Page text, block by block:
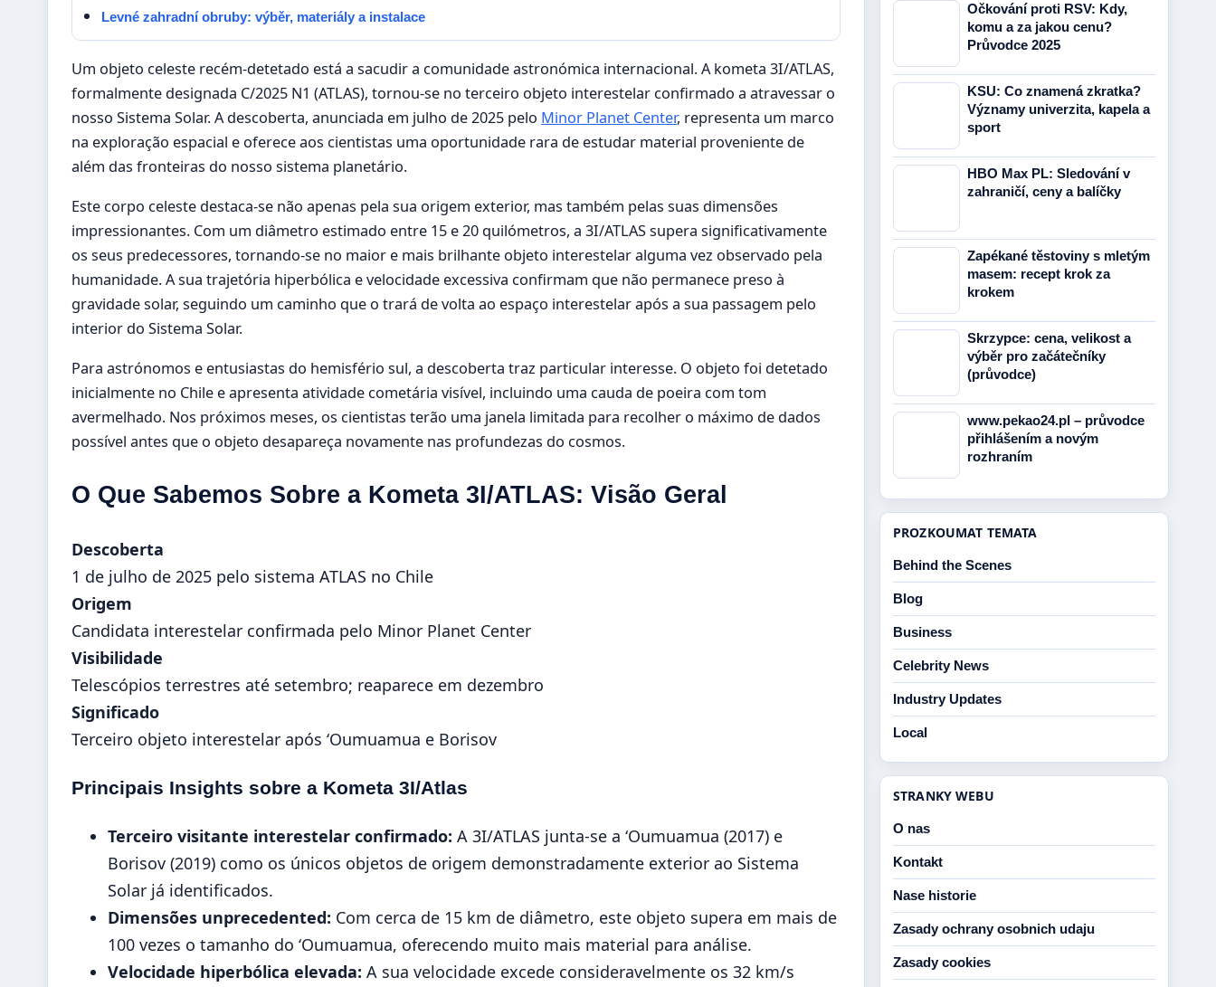
Levné zahradní obruby: výběr, materiály a instalace
Um objeto celeste recém-detetado está a sacudir a comunidade astronómica internacional. A kometa 3I/ATLAS,
formalmente designada C/2025 N1 (ATLAS), tornou-se no terceiro objeto interestelar confirmado a atravessar o
nosso Sistema Solar. A descoberta, anunciada em julho de 2025 pelo Minor Planet Center, representa um marco
na exploração espacial e oferece aos cientistas uma oportunidade rara de estudar material proveniente de
além das fronteiras do nosso sistema planetário.
Este corpo celeste destaca-se não apenas pela sua origem exterior, mas também pelas suas dimensões
impressionantes. Com um diâmetro estimado entre 15 e 20 quilómetros, a 3I/ATLAS supera significativamente
os seus predecessores, tornando-se no maior e mais brilhante objeto interestelar alguma vez observado pela
humanidade. A sua trajetória hiperbólica e velocidade excessiva confirmam que não permanece preso à
gravidade solar, seguindo um caminho que o trará de volta ao espaço interestelar após a sua passagem pelo
interior do Sistema Solar.
Para astrónomos e entusiastas do hemisfério sul, a descoberta traz particular interesse. O objeto foi detetado
inicialmente no Chile e apresenta atividade cometária visível, incluindo uma cauda de poeira com tom
avermelhado. Nos próximos meses, os cientistas terão uma janela limitada para recolher o máximo de dados
possível antes que o objeto desapareça novamente nas profundezas do cosmos.
O Que Sabemos Sobre a Kometa 3I/ATLAS: Visão Geral
Descoberta
1 de julho de 2025 pelo sistema ATLAS no Chile
Origem
Candidata interestelar confirmada pelo Minor Planet Center
Visibilidade
Telescópios terrestres até setembro; reaparece em dezembro
Significado
Terceiro objeto interestelar após ‘Oumuamua e Borisov
Principais Insights sobre a Kometa 3I/Atlas
Terceiro visitante interestelar confirmado: A 3I/ATLAS junta-se a ‘Oumuamua (2017) e
Borisov (2019) como os únicos objetos de origem demonstradamente exterior ao Sistema
Solar já identificados.
Dimensões unprecedented: Com cerca de 15 km de diâmetro, este objeto supera em mais de
100 vezes o tamanho do ‘Oumuamua, oferecendo muito mais material para análise.
Velocidade hiperbólica elevada: A sua velocidade excede consideravelmente os 32 km/s
Očkování proti RSV: Kdy,
komu a za jakou cenu?
Průvodce 2025
KSU: Co znamená zkratka?
Významy univerzita, kapela a
sport
HBO Max PL: Sledování v
zahraničí, ceny a balíčky
Zapékané těstoviny s mletým
masem: recept krok za
krokem
Skrzypce: cena, velikost a
výběr pro začátečníky
(průvodce)
www.pekao24.pl – průvodce
přihlášením a novým
rozhraním
PROZKOUMAT TEMATA
Behind the Scenes
Blog
Business
Celebrity News
Industry Updates
Local
STRANKY WEBU
O nas
Kontakt
Nase historie
Zasady ochrany osobnich udaju
Zasady cookies